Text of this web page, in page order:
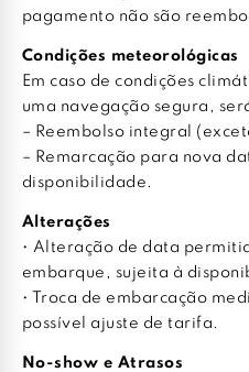
pagamento não são
Condições meteorológicas
Em caso de condições
uma navegação segura,
– Reembolso integral
– Remarcação para nova
disponibilidade.
Alterações
• Alteração de data
embarque, sujeita à
• Troca de embarcação
possível ajuste de tarifa.
No-show e Atrasos